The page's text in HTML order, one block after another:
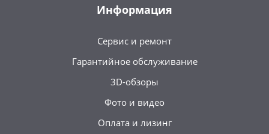
Информация
Сервис и ремонт
Гарантийное обслуживание
3D-обзоры
Фото и видео
Оплата и лизинг